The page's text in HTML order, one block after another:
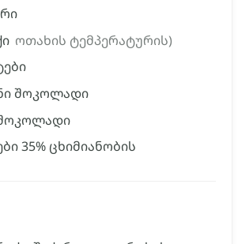
ოთახის ტემპერატურის)
შოკოლადი
35% ცხიმიანობის